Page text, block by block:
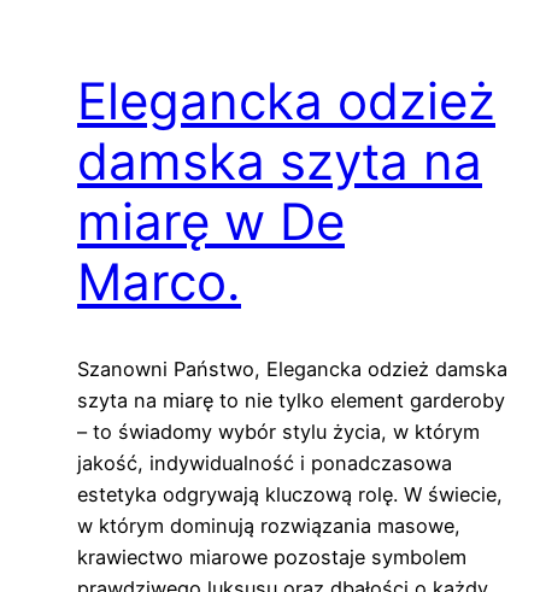
Elegancka odzież
damska szyta na
miarę w De
Marco.
Szanowni Państwo, Elegancka odzież damska
szyta na miarę to nie tylko element garderoby
– to świadomy wybór stylu życia, w którym
jakość, indywidualność i ponadczasowa
estetyka odgrywają kluczową rolę. W świecie,
w którym dominują rozwiązania masowe,
krawiectwo miarowe pozostaje symbolem